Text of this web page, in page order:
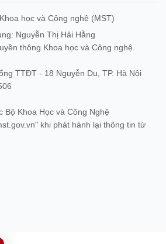
học và Công nghệ (MST)
Nguyễn Thị Hải Hằng
thông Khoa học và Công nghệ.
TTĐT - 18 Nguyễn Du, TP. Hà Nội
Bộ Khoa Học và Công Nghệ
khi phát hành lại thông tin từ